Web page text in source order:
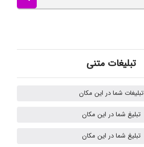
تبلیغات متنی
تبلیغات شما در این مکان
تبلیغ شما در این مکان
تبلیغ شما در این مکان